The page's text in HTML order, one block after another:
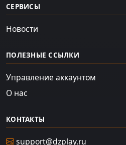
СЕРВИСЫ
Новости
ПОЛЕЗНЫЕ ССЫЛКИ
Управление аккаунтом
О нас
КОНТАКТЫ
support@dzplay.ru